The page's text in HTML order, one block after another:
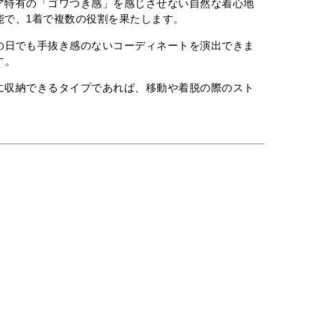
有の「ゴワつき感」を感じさせない自然な着心地
、1着で複数の役割を果たします。
日でも手抜き感のないコーディネートを演出できま
納できるタイプであれば、移動や着脱の際のスト